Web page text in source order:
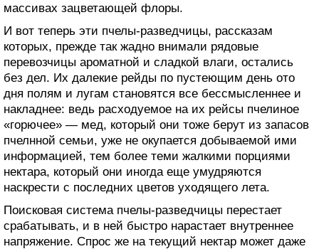
массивах зацветающей флоры.
И вот теперь эти пчелы-разведчицы, рассказам
которых, прежде так жадно внимали рядовые
перевозчицы ароматной и сладкой влаги, остались
без дел. Их далекие рейды по пустеющим день ото
дня полям и лугам становятся все бессмысленнее и
накладнее: ведь расходуемое на их рейсы пчелиное
«горючее» — мед, который они тоже берут из запасов
пчелнной семьи, уже не окупается добываемой ими
информацией, тем более теми жалкими порциями
нектара, который они иногда еще умудряются
наскрести с последних цветов уходящего лета.
Поисковая система пчелы-разведчицы перестает
срабатывать, и в ней быстро нарастает внутреннее
напряжение. Спрос же на текущий нектар может даже